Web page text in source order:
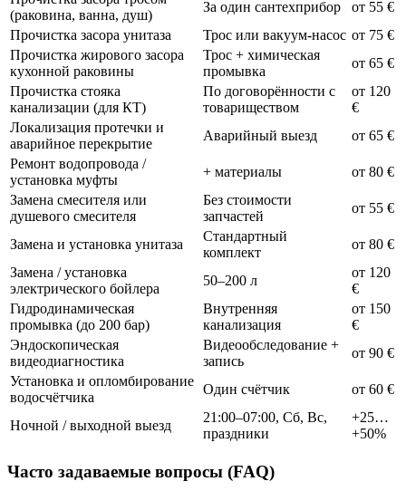
(раковина, ванна, душ)
За один сантехприбор
от 55 €
Прочистка засора унитаза
Трос или вакуум-насос от 75 €
Прочистка жирового засора
кухонной раковины
Трос + химическая
промывка
от 65 €
Прочистка стояка
канализации (для КТ)
По договорённости с
товариществом
от 120
€
Локализация протечки и
аварийное перекрытие
Аварийный выезд
от 65 €
Ремонт водопровода /
установка муфты
+ материалы
от 80 €
Замена смесителя или
душевого смесителя
Без стоимости
запчастей
от 55 €
Замена и установка унитаза
Стандартный
комплект
от 80 €
Замена / установка
электрического бойлера
50–200 л
от 120
€
Гидродинамическая
промывка (до 200 бар)
Внутренняя
канализация
от 150
€
Эндоскопическая
видеодиагностика
Видеообследование +
запись
от 90 €
Установка и опломбирование
водосчётчика
Один счётчик от 60 €
Ночной / выходной выезд
21:00–07:00, Сб, Вс,
праздники
+25…
+50%
Часто задаваемые вопросы (FAQ)